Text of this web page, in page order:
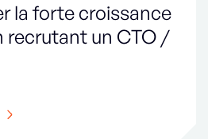
la forte croissance
recrutant un CTO /